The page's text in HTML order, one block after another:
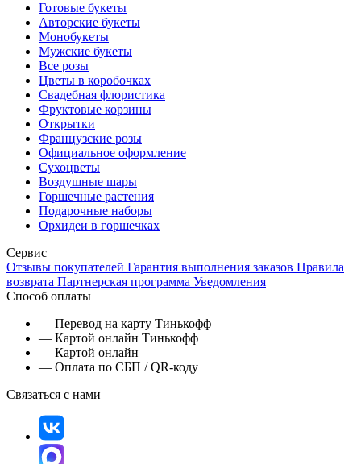
Готовые букеты
Авторские букеты
Монобукеты
Мужские букеты
Все розы
Цветы в коробочках
Свадебная флористика
Фруктовые корзины
Открытки
Французские розы
Официальное оформление
Сухоцветы
Воздушные шары
Горшечные растения
Подарочные наборы
Орхидеи в горшечках
Сервис
Отзывы покупателей Гарантия выполнения заказов Правила
возврата Партнерская программа Уведомления
Способ оплаты
— Перевод на карту Тинькофф
— Картой онлайн Тинькофф
— Картой онлайн
— Оплата по СБП / QR-коду
Связаться с нами